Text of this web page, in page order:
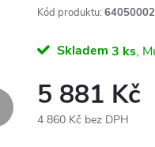
Kód produktu: 64050002
Skladem 3 ks
5 881 Kč
4 860 Kč bez DPH